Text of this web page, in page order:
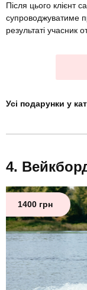
Після цього клієнт
супроводжуватиме
результаті
Усі подарунки у
1400 грн